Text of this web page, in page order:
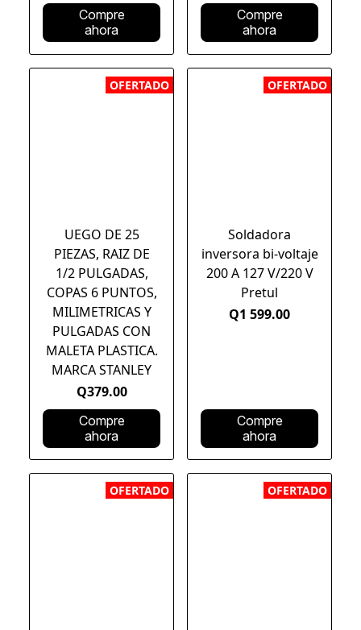
Compre
ahora
Compre
ahora
OFERTADO
UEGO DE 25
PIEZAS, RAIZ DE
1/2 PULGADAS,
COPAS 6 PUNTOS,
MILIMETRICAS Y
PULGADAS CON
MALETA PLASTICA.
MARCA STANLEY
Q379.00
Compre
ahora
OFERTADO
Soldadora
inversora bi-voltaje
200 A 127 V/220 V
Pretul
Q1 599.00
Compre
ahora
OFERTADO OFERTADO